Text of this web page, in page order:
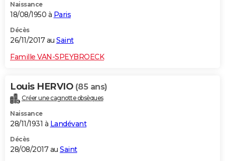
Naissance
18/08/1950 à Paris
Décès
26/11/2017 au Saint
Famille VAN-SPEYBROECK
Louis HERVIO (85 ans)
Créer une cagnotte obsèques
Naissance
28/11/1931 à Landévant
Décès
28/08/2017 au Saint